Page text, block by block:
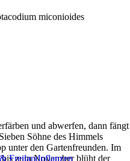
miconioides
und abwerfen, dann fängt
Söhne des Himmels
unter den Gartenfreunden. Im
zum November blüht der
Freilandpflanzen